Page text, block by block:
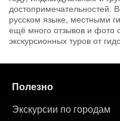
достопримечательностей.
русском языке, местными
ещё много отзывов и фото
экскурсионных туров от
Полезно
Экскурсии по городам